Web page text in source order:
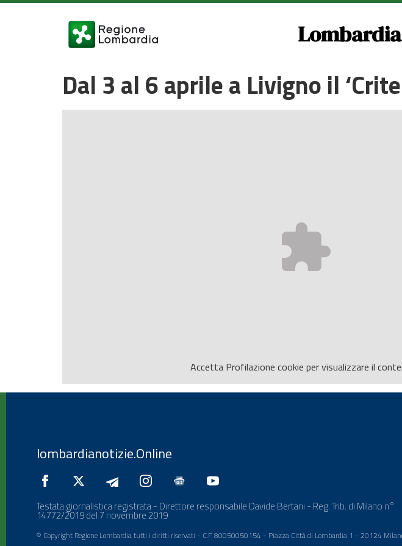
Dal 3 al 6 aprile a Livigno il
Accetta Profilazione cookie per visualizzare il
lombardianotizie.Online
Testata giornalistica registrata - Direttore responsabile Davide Bertani - Reg. Trib. di Milano n°
14772/2019 del 7 novembre 2019
© Copyright Regione Lombardia tutti i diritti riservati - C.F. 80050050154 - Piazza Città di Lombardia 1 - 20124